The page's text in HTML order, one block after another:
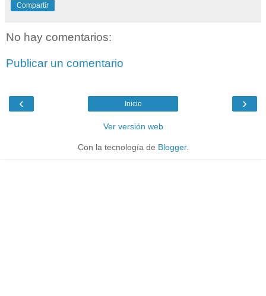
Compartir
No hay comentarios:
Publicar un comentario
‹ ›
Inicio
Ver versión web
Con la tecnología de Blogger.